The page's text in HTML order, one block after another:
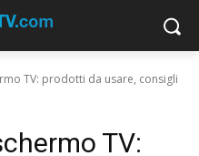
TV: prodotti da usare, consigli
TV: